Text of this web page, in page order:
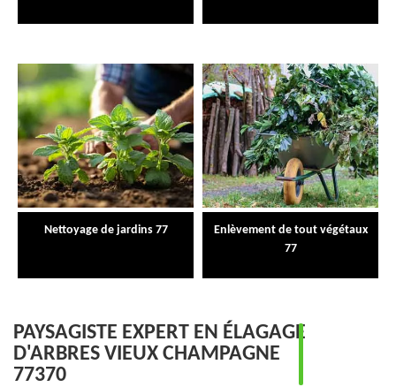
Nettoyage de jardins 77
Enlèvement de tout végétaux
77
PAYSAGISTE EXPERT EN ÉLAGAGE
D'ARBRES VIEUX CHAMPAGNE
77370